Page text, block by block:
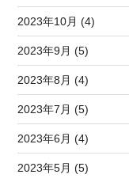
2023年10月 (4)
2023年9月 (5)
2023年8月 (4)
2023年7月 (5)
2023年6月 (4)
2023年5月 (5)